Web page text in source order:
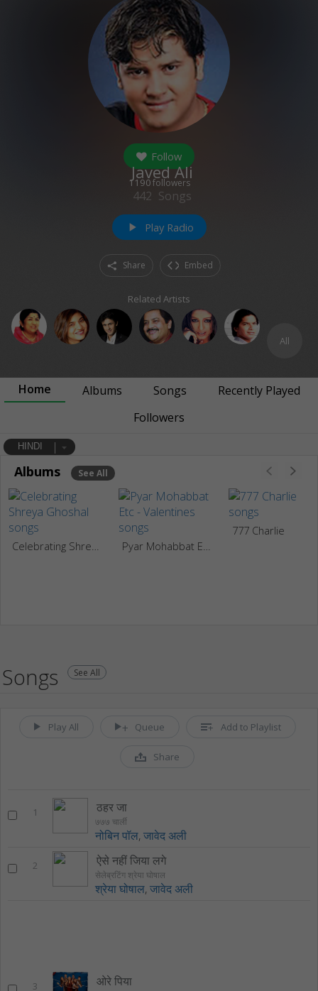
Follow
1190followers
Javed Ali
442 Songs
play_arrow Play Radio
Share Embed
Related Artists
All
Home Albums Songs
Recently Played
Followers
HINDI
Albums See All
Celebrating Shreya Ghoshal Pyar Mohabbat Etc - Valentines
777 Charlie
Songs See All
Play All Queue Add to Playlist
Share
1 ठहर जा
७७७ चार्ली
नोबिन पॉल,जावेद अली
2 ऐसे नहीं जिया लगे
सेलेब्रटिंग श्रेया घोषाल
श्रेया घोषाल,जावेद अली
3 ओरे पिया